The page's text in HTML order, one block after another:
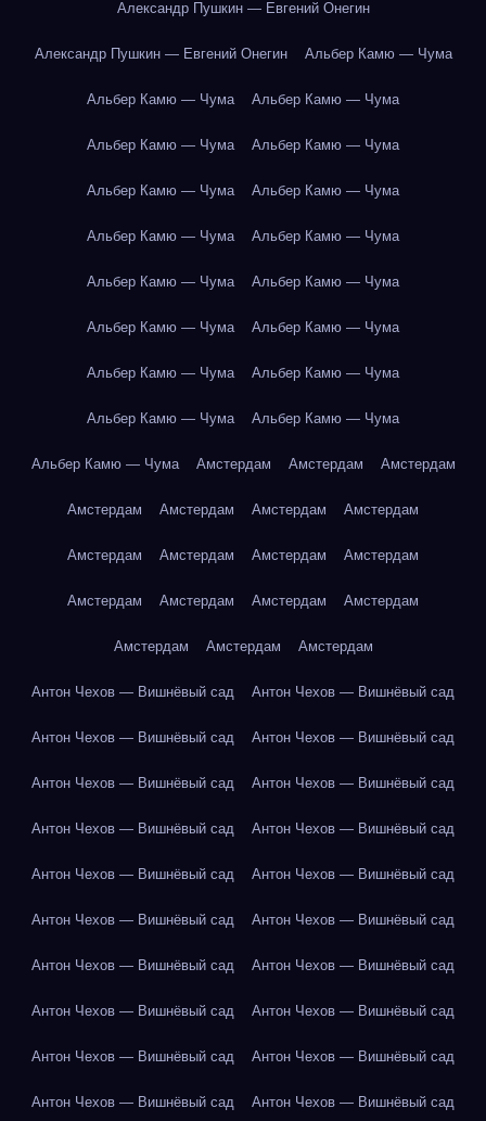
Александр Пушкин — Евгений Онегин
Александр Пушкин — Евгений Онегин Альбер Камю — Чума
Альбер Камю — Чума Альбер Камю — Чума
Альбер Камю — Чума Альбер Камю — Чума
Альбер Камю — Чума Альбер Камю — Чума
Альбер Камю — Чума Альбер Камю — Чума
Альбер Камю — Чума Альбер Камю — Чума
Альбер Камю — Чума Альбер Камю — Чума
Альбер Камю — Чума Альбер Камю — Чума
Альбер Камю — Чума Альбер Камю — Чума
Альбер Камю — Чума Амстердам Амстердам Амстердам
Амстердам Амстердам Амстердам Амстердам
Амстердам Амстердам Амстердам Амстердам
Амстердам Амстердам Амстердам Амстердам
Амстердам Амстердам Амстердам
Антон Чехов — Вишнёвый сад Антон Чехов — Вишнёвый сад
Антон Чехов — Вишнёвый сад Антон Чехов — Вишнёвый сад
Антон Чехов — Вишнёвый сад Антон Чехов — Вишнёвый сад
Антон Чехов — Вишнёвый сад Антон Чехов — Вишнёвый сад
Антон Чехов — Вишнёвый сад Антон Чехов — Вишнёвый сад
Антон Чехов — Вишнёвый сад Антон Чехов — Вишнёвый сад
Антон Чехов — Вишнёвый сад Антон Чехов — Вишнёвый сад
Антон Чехов — Вишнёвый сад Антон Чехов — Вишнёвый сад
Антон Чехов — Вишнёвый сад Антон Чехов — Вишнёвый сад
Антон Чехов — Вишнёвый сад Антон Чехов — Вишнёвый сад